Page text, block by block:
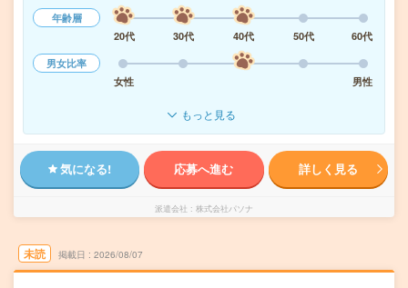
年齢層
20代
30代 40代 50代
60代
男女比率
女性
男性
もっと見る
気になる! 応募へ進む 詳しく見る
派遣会社 株式会社パソナ
未読 掲載日 2026/08/07